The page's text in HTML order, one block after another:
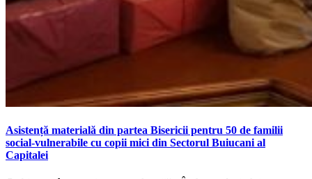
Asistență materială din partea Bisericii pentru 50 de familii
social-vulnerabile cu copii mici din Sectorul Buiucani al
Capitalei